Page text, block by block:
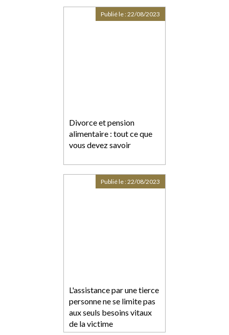
Divorce et pension
alimentaire : tout ce que
vous devez savoir
Publié le :22/08/2023
L'assistance par une tierce
personne ne se limite pas
aux seuls besoins vitaux
de la victime
Publié le :22/08/2023